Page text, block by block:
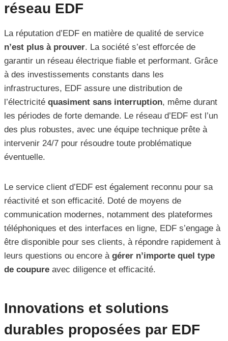
réseau EDF
La réputation d’EDF en matière de qualité de service
n’est plus à prouver. La société s’est efforcée de
garantir un réseau électrique fiable et performant. Grâce
à des investissements constants dans les
infrastructures, EDF assure une distribution de
l’électricité quasiment sans interruption, même durant
les périodes de forte demande. Le réseau d’EDF est l’un
des plus robustes, avec une équipe technique prête à
intervenir 24/7 pour résoudre toute problématique
éventuelle.
Le service client d’EDF est également reconnu pour sa
réactivité et son efficacité. Doté de moyens de
communication modernes, notamment des plateformes
téléphoniques et des interfaces en ligne, EDF s’engage à
être disponible pour ses clients, à répondre rapidement à
leurs questions ou encore à gérer n’importe quel type
de coupure avec diligence et efficacité.
Innovations et solutions
durables proposées par EDF